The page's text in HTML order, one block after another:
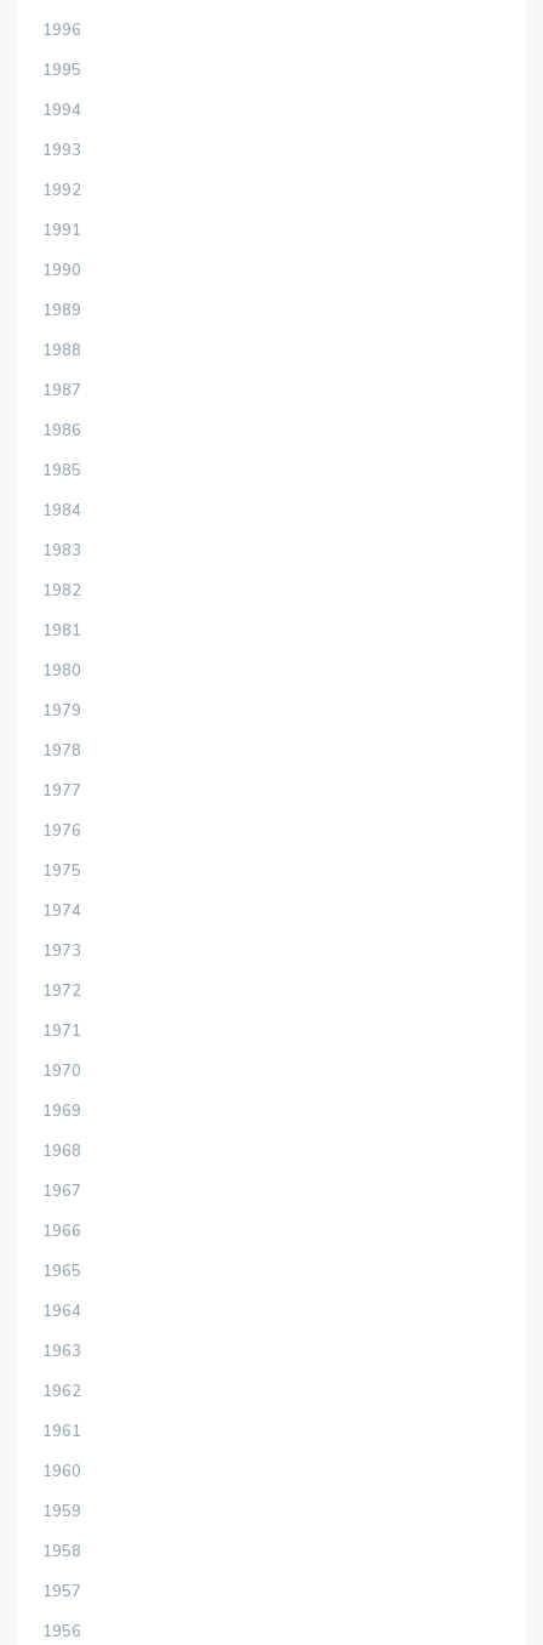
1996
1995
1994
1993
1992
1991
1990
1989
1988
1987
1986
1985
1984
1983
1982
1981
1980
1979
1978
1977
1976
1975
1974
1973
1972
1971
1970
1969
1968
1967
1966
1965
1964
1963
1962
1961
1960
1959
1958
1957
1956